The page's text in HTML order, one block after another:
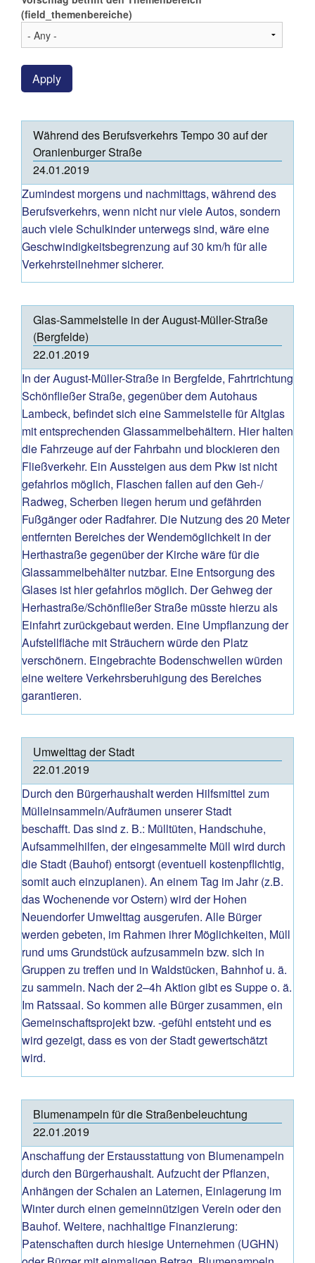
(field_themenbereiche)
Apply
Während des Berufsverkehrs Tempo 30 auf der
Oranienburger Straße
24.01.2019
Zumindest morgens und nachmittags, während des
Berufsverkehrs, wenn nicht nur viele Autos, sondern
auch viele Schulkinder unterwegs sind, wäre eine
Geschwindigkeitsbegrenzung auf 30 km/h für alle
Verkehrsteilnehmer sicherer.
Glas-Sammelstelle in der August-Müller-Straße
(Bergfelde)
22.01.2019
In der August-Müller-Straße in Bergfelde, Fahrtrichtung
Schönfließer Straße, gegenüber dem Autohaus
Lambeck, befindet sich eine Sammelstelle für Altglas
mit entsprechenden Glassammelbehältern. Hier halten
die Fahrzeuge auf der Fahrbahn und blockieren den
Fließverkehr. Ein Aussteigen aus dem Pkw ist nicht
gefahrlos möglich, Flaschen fallen auf den Geh-/
Radweg, Scherben liegen herum und gefährden
Fußgänger oder Radfahrer. Die Nutzung des 20 Meter
entfernten Bereiches der Wendemöglichkeit in der
Herthastraße gegenüber der Kirche wäre für die
Glassammelbehälter nutzbar. Eine Entsorgung des
Glases ist hier gefahrlos möglich. Der Gehweg der
Herhastraße/Schönfließer Straße müsste hierzu als
Einfahrt zurückgebaut werden. Eine Umpflanzung der
Aufstellfläche mit Sträuchern würde den Platz
verschönern. Eingebrachte Bodenschwellen würden
eine weitere Verkehrsberuhigung des Bereiches
garantieren.
Umwelttag der Stadt
22.01.2019
Durch den Bürgerhaushalt werden Hilfsmittel zum
Mülleinsammeln/Aufräumen unserer Stadt
beschafft. Das sind z. B.: Mülltüten, Handschuhe,
Aufsammelhilfen, der eingesammelte Müll wird durch
die Stadt (Bauhof) entsorgt (eventuell kostenpflichtig,
somit auch einzuplanen). An einem Tag im Jahr (z.B.
das Wochenende vor Ostern) wird der Hohen
Neuendorfer Umwelttag ausgerufen. Alle Bürger
werden gebeten, im Rahmen ihrer Möglichkeiten, Müll
rund ums Grundstück aufzusammeln bzw. sich in
Gruppen zu treffen und in Waldstücken, Bahnhof u. ä.
zu sammeln. Nach der 2–4h Aktion gibt es Suppe o. ä.
Im Ratssaal. So kommen alle Bürger zusammen, ein
Gemeinschaftsprojekt bzw. -gefühl entsteht und es
wird gezeigt, dass es von der Stadt gewertschätzt
wird.
Blumenampeln für die Straßenbeleuchtung
22.01.2019
Anschaffung der Erstausstattung von Blumenampeln
durch den Bürgerhaushalt. Aufzucht der Pflanzen,
Anhängen der Schalen an Laternen, Einlagerung im
Winter durch einen gemeinnützigen Verein oder den
Bauhof. Weitere, nachhaltige Finanzierung:
Patenschaften durch hiesige Unternehmen (UGHN)